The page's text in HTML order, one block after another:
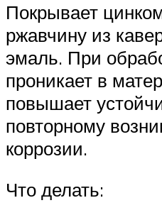
Покрывает
ржавчину из
эмаль. При
проникает в
повышает
повторному
коррозии.
Что делать: